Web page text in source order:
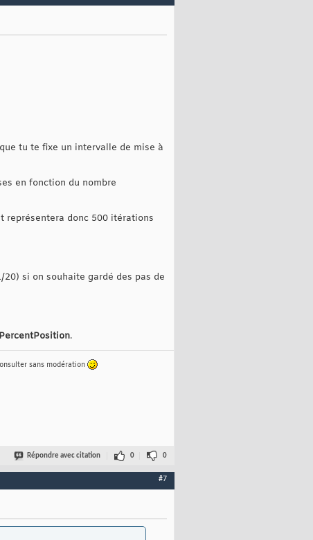
tu te fixe un intervalle de mise à
en fonction du nombre
représentera donc 500 itérations
si on souhaite gardé des pas de
.
sans modération
Répondre avec citation 0 0
#7